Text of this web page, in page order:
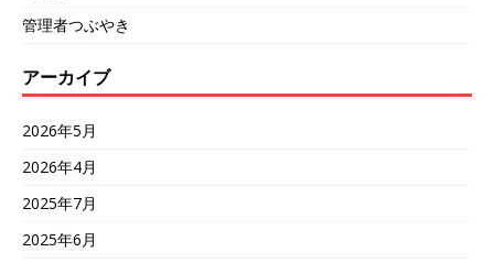
管理者つぶやき
アーカイブ
2026年5月
2026年4月
2025年7月
2025年6月